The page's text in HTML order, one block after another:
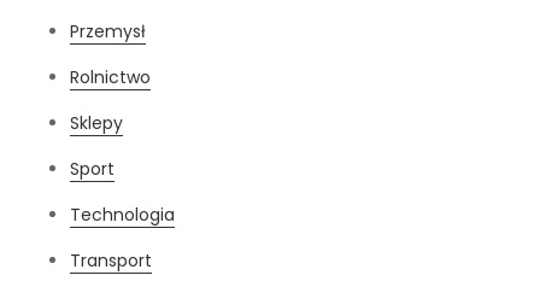
Przemysł
Rolnictwo
Sklepy
Sport
Technologia
Transport